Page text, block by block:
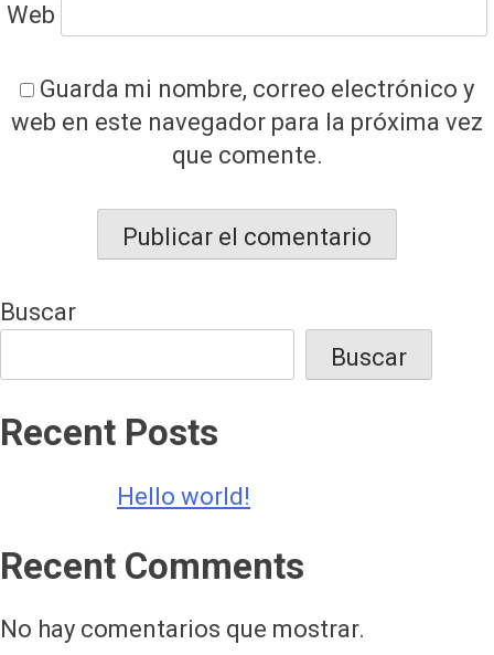
Web
Guarda mi nombre, correo electrónico y
web en este navegador para la próxima vez
que comente.
Buscar
Buscar
Recent Posts
Hello world!
Recent Comments
No hay comentarios que mostrar.